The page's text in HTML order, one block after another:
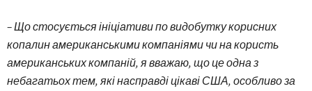
– Що стосується ініціативи по видобутку корисних
копалин американськими компаніями чи на користь
американських компаній, я вважаю, що це одна з
небагатьох тем, які насправді цікаві США, особливо за